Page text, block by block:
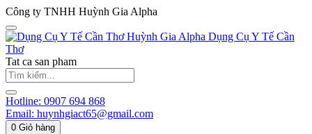
Công ty TNHH Huỳnh Gia Alpha
Huỳnh Gia Alpha Dụng Cụ Y Tế Cần
Thơ
Tat ca san pham
Hotline: 0907 694 868
Email: huynhgiact65@gmail.com
0 Giỏ hàng